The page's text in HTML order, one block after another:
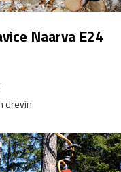
Naarva E24
drevín